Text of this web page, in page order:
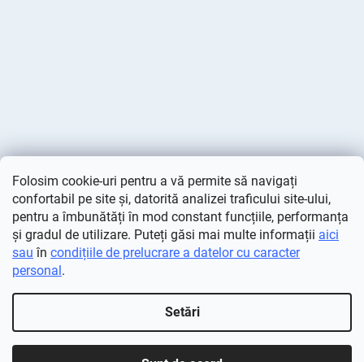
Folosim cookie-uri pentru a vă permite să navigați
confortabil pe site și, datorită analizei traficului site-ului,
pentru a îmbunătăți în mod constant funcțiile, performanța
și gradul de utilizare. Puteți găsi mai multe informații aici
sau în condițiile de prelucrare a datelor cu caracter
personal.
Setări